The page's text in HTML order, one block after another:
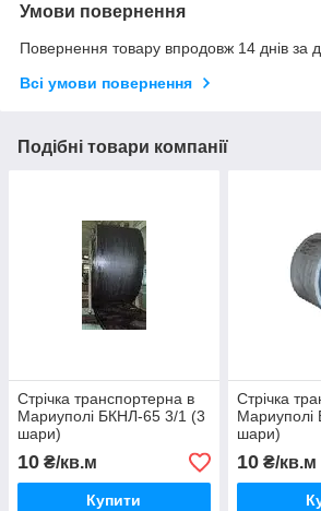
Умови повернення
Повернення товару впродовж 14 днів за
Всі умови повернення
Подібні товари компанії
Стрічка транспортерна в
Мариуполі БКНЛ-65 3/1 (3
шари)
10 ₴/кв.м
Купити
Стрічка
шари)
10₴/кв.м